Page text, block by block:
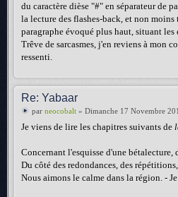
du caractère dièse "#" en séparateur de
la lecture des flashes-back, et non
paragraphe évoqué plus haut, situant les
Trêve de sarcasmes, j'en reviens à mon
ressenti.
Re: Yabaar
par neocobalt » Dimanche 17 Novembre
Je viens de lire les chapitres suivants de
Concernant l'esquisse d'une
Du côté des redondances, des
Nous aimons le calme dans la région. -